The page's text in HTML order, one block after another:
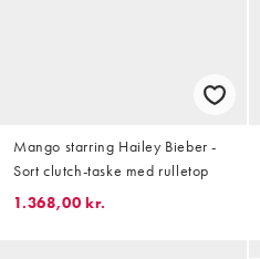
Mango starring Hailey Bieber -
Sort clutch-taske med rulletop
1.368,00 kr.